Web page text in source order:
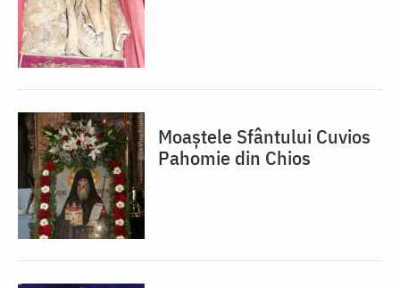
Moaștele Sfântului Cuvios
Pahomie din Chios